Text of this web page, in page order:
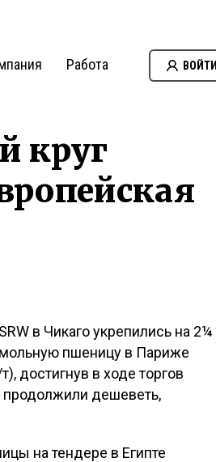
Работа ВОЙТИ
круг
в Чикаго укрепились на 2¼
пшеницу в Париже
достигнув в ходе торгов
продолжили дешеветь,
на тендере в Египте